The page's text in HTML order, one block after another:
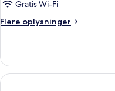
Gratis Wi-Fi
Flere oplysninger
Flere